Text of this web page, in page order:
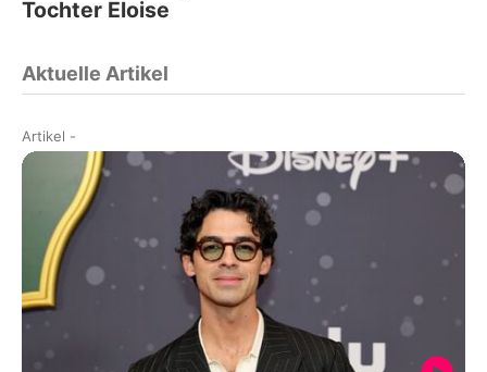
Tochter Eloise
Aktuelle Artikel
Artikel -